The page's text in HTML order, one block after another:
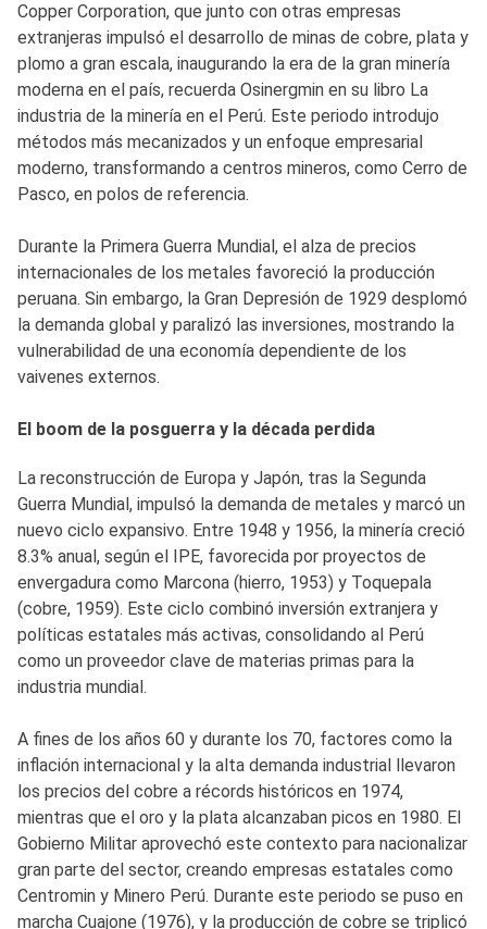
Copper Corporation, que junto con otras empresas
extranjeras impulsó el desarrollo de minas de cobre, plata y
plomo a gran escala, inaugurando la era de la gran minería
moderna en el país, recuerda Osinergmin en su libro La
industria de la minería en el Perú. Este periodo introdujo
métodos más mecanizados y un enfoque empresarial
moderno, transformando a centros mineros, como Cerro de
Pasco, en polos de referencia.
Durante la Primera Guerra Mundial, el alza de precios
internacionales de los metales favoreció la producción
peruana. Sin embargo, la Gran Depresión de 1929 desplomó
la demanda global y paralizó las inversiones, mostrando la
vulnerabilidad de una economía dependiente de los
vaivenes externos.
El boom de la posguerra y la década perdida
La reconstrucción de Europa y Japón, tras la Segunda
Guerra Mundial, impulsó la demanda de metales y marcó un
nuevo ciclo expansivo. Entre 1948 y 1956, la minería creció
8.3% anual, según el IPE, favorecida por proyectos de
envergadura como Marcona (hierro, 1953) y Toquepala
(cobre, 1959). Este ciclo combinó inversión extranjera y
políticas estatales más activas, consolidando al Perú
como un proveedor clave de materias primas para la
industria mundial.
A fines de los años 60 y durante los 70, factores como la
inflación internacional y la alta demanda industrial llevaron
los precios del cobre a récords históricos en 1974,
mientras que el oro y la plata alcanzaban picos en 1980. El
Gobierno Militar aprovechó este contexto para nacionalizar
gran parte del sector, creando empresas estatales como
Centromin y Minero Perú. Durante este periodo se puso en
marcha Cuajone (1976), y la producción de cobre se triplicó